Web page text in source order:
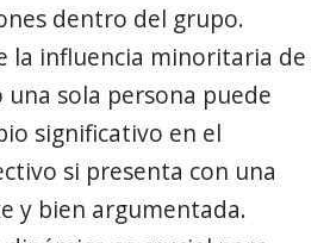
dentro del grupo.
la influencia minoritaria de
una sola persona puede
significativo en el
si presenta con una
y bien argumentada.